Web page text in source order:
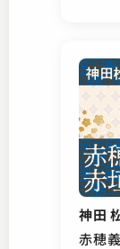
神田
赤穂